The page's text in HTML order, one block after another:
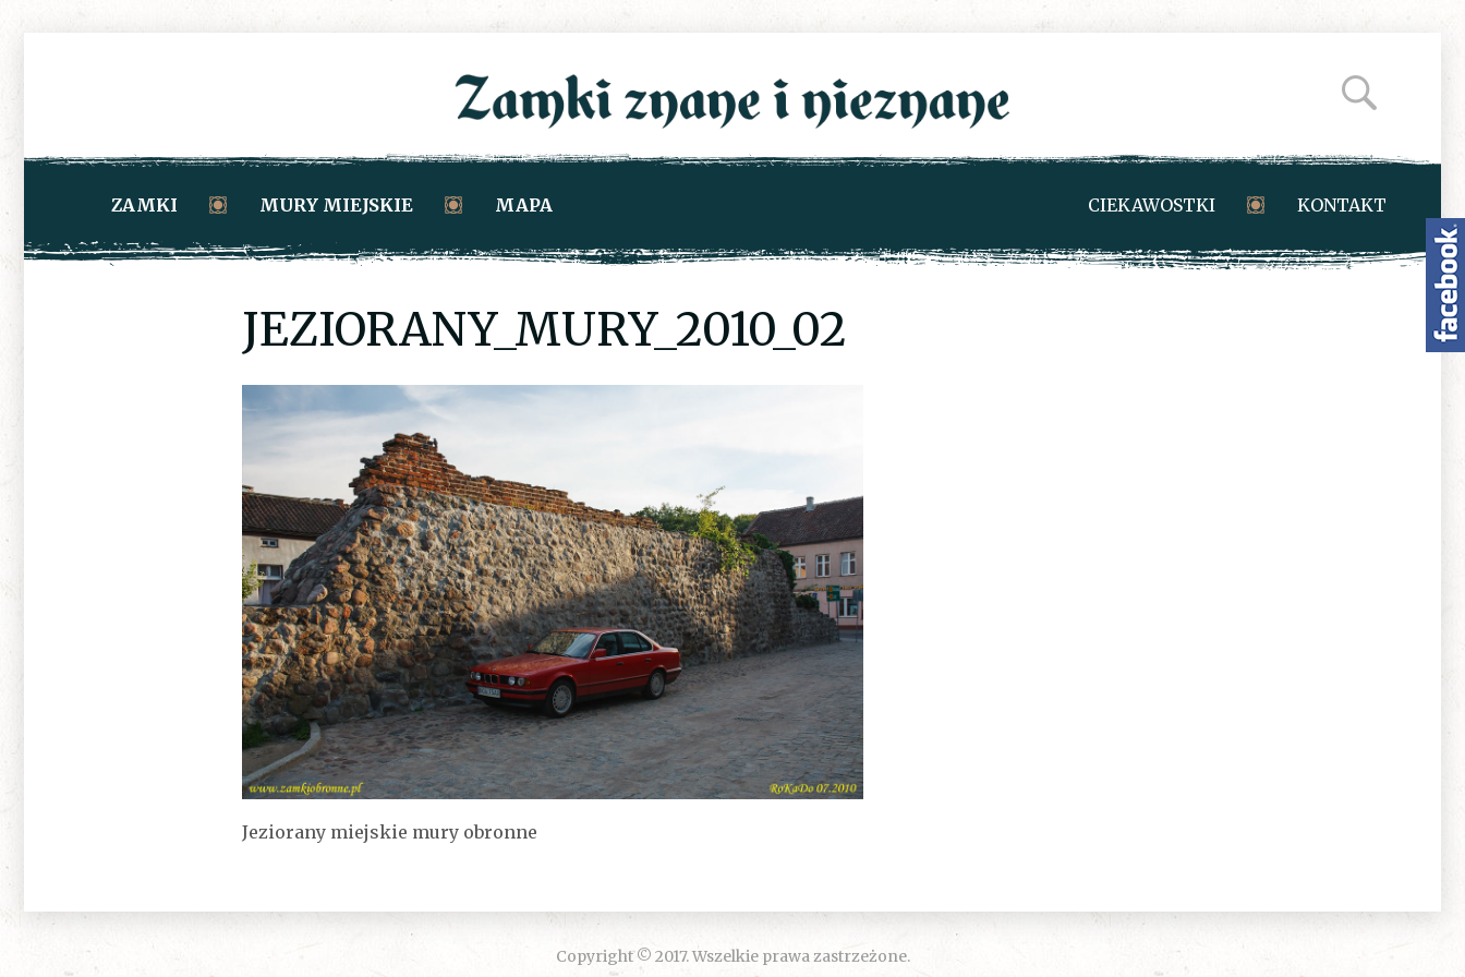
ZAMKI MURY MIEJSKIE MAPA CIEKAWOSTKI KONTAKT
JEZIORANY_MURY_2010_02
Jeziorany miejskie mury obronne
Copyright © 2017. Wszelkie prawa zastrzeżone.